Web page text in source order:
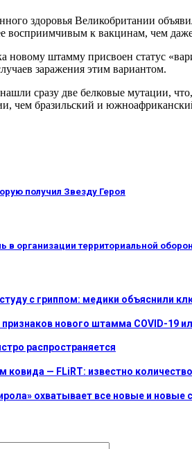
здоровья Великобритании
восприимчивым к вакцинам, чем
новому штамму присвоен статус
заражения этим вариантом.
сразу две белковые мутации,
чем бразильский и
получил Звезду Героя
организации территориальной
с гриппом: медики объяснили
нового штамма COVID-19
распространяется
ковида — FLiRT: известно
охватывает все новые и новые